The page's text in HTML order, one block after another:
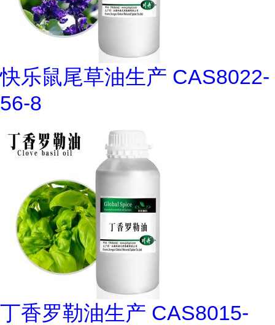
快乐鼠尾草油生产 CAS8022-
56-8
丁香罗勒油生产 CAS8015-